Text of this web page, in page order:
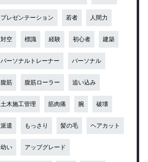
プレゼンテーション 若者 人間力
対空 標識 経験 初心者 建築
パーソナルトレーナー パーソナル
腹筋 腹筋ローラー 追い込み
土木施工管理 筋肉痛 腕 破壊
派遣 もっさり 髪の毛 ヘアカット
幼い アップグレード